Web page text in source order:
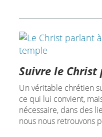
Suivre le
Un véritable chrétien
ce qui lui convient,
nécessaire, dans des
nous nous retrouvons